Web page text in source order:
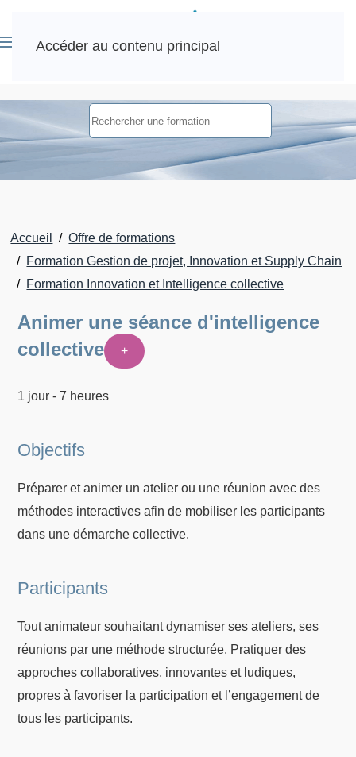
Accéder au contenu principal
Accueil
Offre de formations
Formation Gestion de projet, Innovation et Supply Chain
Formation Innovation et Intelligence collective
Animer une séance d'intelligence
collective
+
1 jour - 7 heures
Objectifs
Préparer et animer un atelier ou une réunion avec des
méthodes interactives afin de mobiliser les participants
dans une démarche collective.
Participants
Tout animateur souhaitant dynamiser ses ateliers, ses
réunions par une méthode structurée. Pratiquer des
approches collaboratives, innovantes et ludiques,
propres à favoriser la participation et l’engagement de
tous les participants.